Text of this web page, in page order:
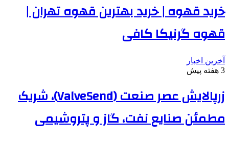
خرید قهوه | خرید بهترین قهوه تهران |
قهوه گرنیکا کافی
آخرین اخبار
3 هفته پیش
زرپالایش عصر صنعت (ValveSend)، شریک
مطمئن صنایع نفت، گاز و پتروشیمی